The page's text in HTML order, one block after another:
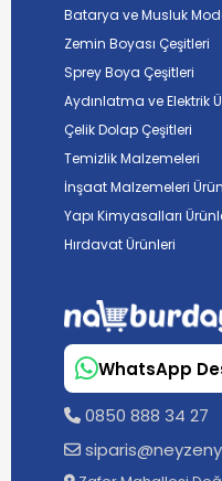
Batarya ve Musluk
Zemin Boyası Çeşitleri
Sprey Boya Çeşitleri
Aydınlatma ve Elektrik
Çelik Dolap Çeşitleri
Temizlik Malzemeleri
İnşaat Malzemeleri
Yapı Kimyasalları
Hırdavat Ürünleri
WhatsApp
0850 888 34 27